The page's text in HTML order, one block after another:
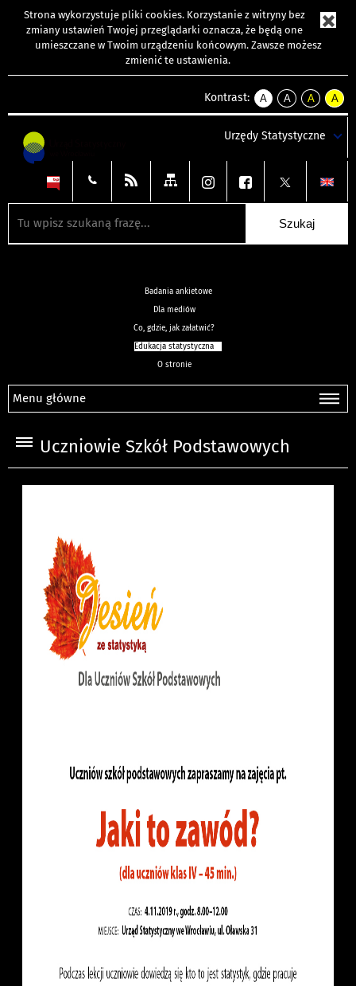
Strona wykorzystuje pliki cookies. Korzystanie z witryny bez
zmiany ustawień Twojej przeglądarki oznacza, że będą one
umieszczane w Twoim urządzeniu końcowym. Zawsze możesz
zmienić te ustawienia.
Kontrast:
A
kontrast
A
kontrast
tekst
czarnym
A
kontrast
tekst
czarnym
A
tekst
żółtym
Urzędy Statystyczne
Badania ankietowe
Dla mediów
Co, gdzie, jak załatwić?
Edukacja statystyczna
O stronie
Menu główne
Uczniowie Szkół Podstawowych